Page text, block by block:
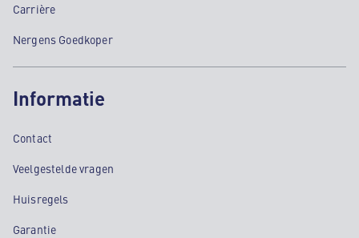
Carrière
Nergens Goedkoper
Informatie
Contact
Veelgestelde vragen
Huisregels
Garantie